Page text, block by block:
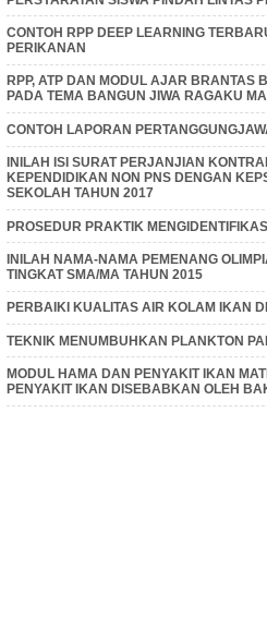
CONTOH RPP DEEP LEARNING
PERIKANAN
RPP, ATP DAN MODUL AJAR BRANTAS
PADA TEMA BANGUN JIWA RAGAKU
CONTOH LAPORAN
INILAH ISI SURAT PERJANJIAN
KEPENDIDIKAN NON PNS DENGAN
SEKOLAH TAHUN 2017
PROSEDUR PRAKTIK
INILAH NAMA-NAMA PEMENANG
TINGKAT SMA/MA TAHUN 2015
PERBAIKI KUALITAS AIR KOLAM IKAN
TEKNIK MENUMBUHKAN PLANKTON
MODUL HAMA DAN PENYAKIT IKAN
PENYAKIT IKAN DISEBABKAN OLEH